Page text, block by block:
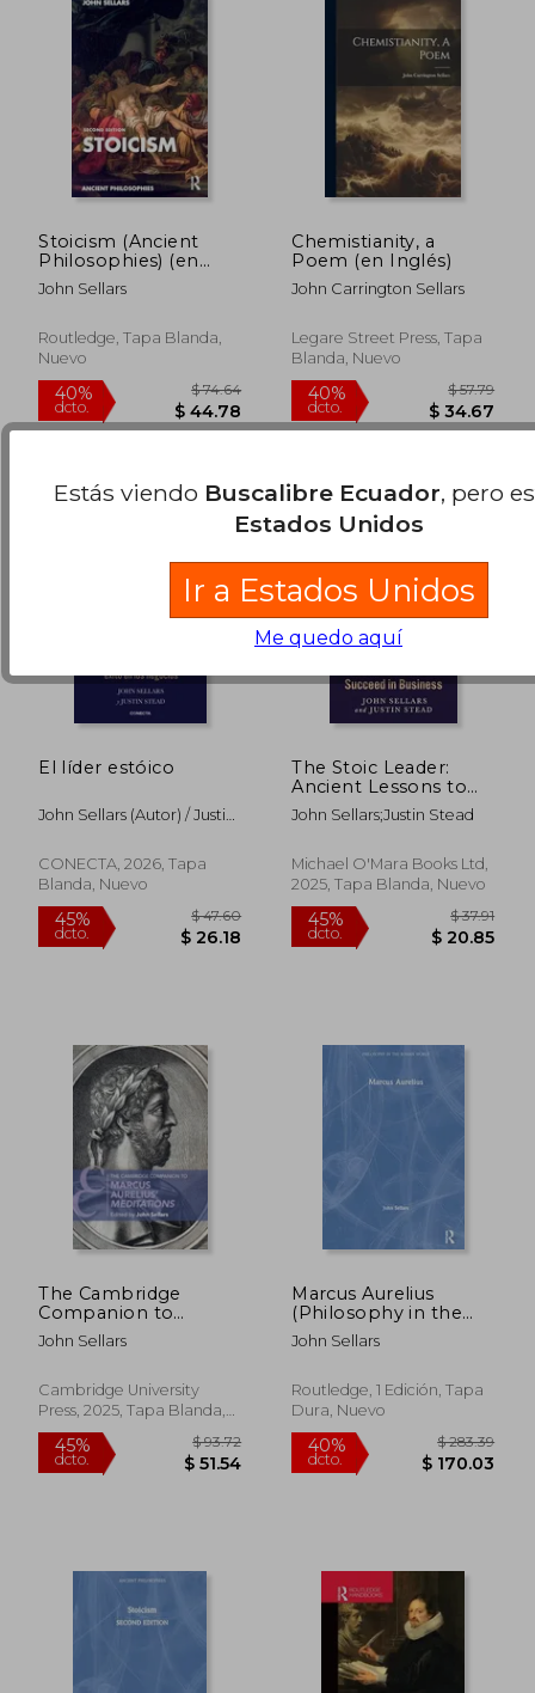
45%
dcto. $ 28.77
35%
dcto. $
45%
dcto.
$ 46.60
$ 25.63
40%
dcto. $
Stoicism (Ancient
Philosophies) (en
Inglés)
John Sellars
Routledge, Tapa Blanda,
Nuevo
Chemistianity, a
Poem (en Inglés)
John Carrington Sellars
Legare Street Press, Tapa
Blanda, Nuevo
El líder estóico
John Sellars (Autor) / Justin
CONECTA, 2026, Tapa
Blanda, Nuevo
The Stoic Leader:
Ancient Lessons to
Succeed in Business
John Sellars;Justin Stead
Michael O'Mara Books Ltd,
2025, Tapa Blanda, Nuevo
The Cambridge
Companion to
Marcus Aurelius'
Meditations (en
John Sellars
Cambridge University
Press, 2025, Tapa Blanda,
Nuevo
Marcus Aurelius
(Philosophy in the
Roman World) (en
Inglés)
John Sellars
Routledge, 1 Edición, Tapa
Dura, Nuevo
Estás viendo Buscalibre Ecuador, pero
Estados Unidos
Ir a Estados Unidos
Me quedo aquí